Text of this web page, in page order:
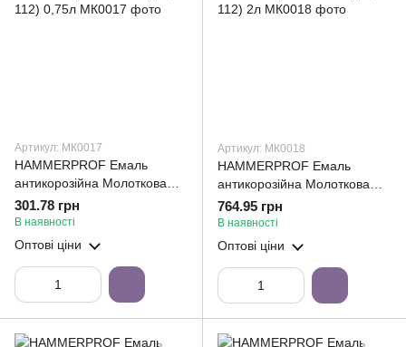
Артикул: МК0017
HAMMERPROF Емаль
антикорозійна Молоткова
3в1 ТМ Корабельна мідь (
112) 0,75л
301.78 грн
В наявності
Оптові ціни
Артикул: МК0018
HAMMERPROF Емаль
антикорозійна Молоткова
3в1 ТМ Корабельна мідь (
112) 2л
764.95 грн
В наявності
Оптові ціни